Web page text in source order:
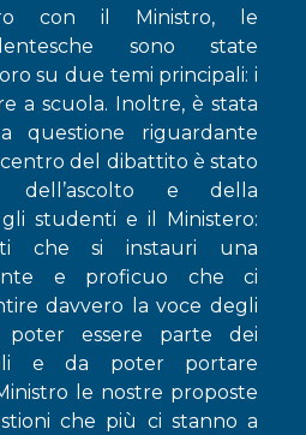
con il Ministro, le
sono state
su due temi principali: i
a scuola. Inoltre, è stata
questione riguardante
centro del dibattito è stato
e della
studenti e il Ministero:
che si instauri una
e proficuo che ci
davvero la voce degli
essere parte dei
e da poter portare
le nostre proposte
che più ci stanno a